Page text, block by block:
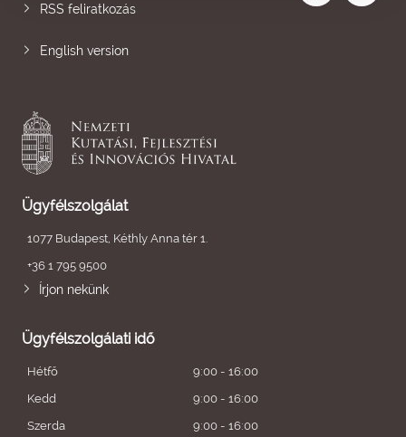
RSS feliratkozás
English version
Ügyfélszolgálat
1077 Budapest, Kéthly Anna tér 1.
+36 1 795 9500
Írjon nekünk
Ügyfélszolgálati idő
Hétfő
9:00 - 16:00
Kedd
9:00 - 16:00
Szerda
9:00 - 16:00